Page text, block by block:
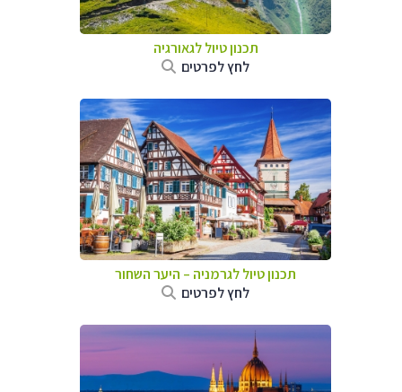
תכנון טיול לגאורגיה
לחץ לפרטים
תכנון טיול לגרמניה – היער השחור
לחץ לפרטים